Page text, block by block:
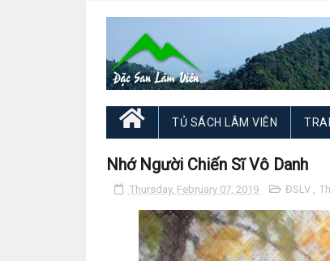
TỦ SÁCH LÂM VIÊN
Nhớ Người Chiến Sĩ Vô Danh
Thursday, February 07, 2019 ĐSLV ,